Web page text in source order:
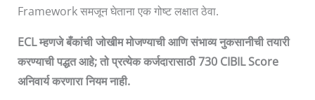
Framework समजून घेताना एक गोष्ट लक्षात ठेवा.
ECL म्हणजे बँकांची जोखीम मोजण्याची आणि संभाव्य नुकसानीची तयारी
करण्याची पद्धत आहे; तो प्रत्येक कर्जदारासाठी 730 CIBIL Score
अनिवार्य करणारा नियम नाही.